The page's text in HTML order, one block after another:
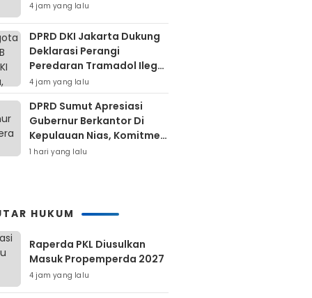
4 jam yang lalu
DPRD DKI Jakarta Dukung
Deklarasi Perangi
Peredaran Tramadol Ilegal
Untuk Lindungi Generasi
Muda
4 jam yang lalu
DPRD Sumut Apresiasi
Gubernur Berkantor Di
Kepulauan Nias, Komitmen
Percepatan Pembangunan
1 hari yang lalu
HUKUM
Raperda PKL Diusulkan
Masuk Propemperda 2027
4 jam yang lalu